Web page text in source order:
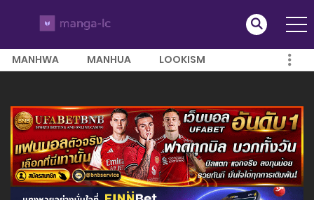
MANHWA MANHUA LOOKISM